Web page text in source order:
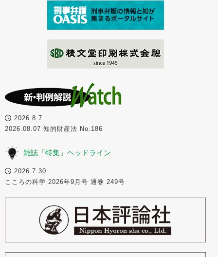
2026.8.7
2026.08.07 知的財産法 No.186
雑誌「特集」ヘッドライン
2026.7.30
こころの科学 2026年9月号 通巻 249号